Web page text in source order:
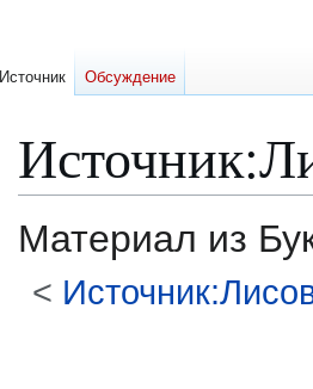
Источник:
Материал из
<
Источник Обсуждение